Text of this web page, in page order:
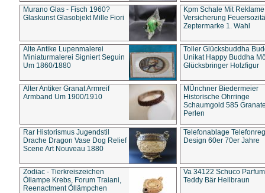
Murano Glas - Fisch 1960?
Glaskunst Glasobjekt Mille Fiori
Kpm Schale Mit Reklame
Versicherung
Zeptermarke 1. Wahl
Alte Antike Lupenmalerei
Miniaturmalerei Signiert Seguin
Um 1860/1880
Toller Glücksbuddha
Unikat Happy Buddha
Glücksbringer Holzfigur
Alter Antiker Granat Armreif
Armband Um 1900/1910
MÜnchner Biedermeier
Historische Ohrringe
Schaumgold 585
Perlen
Rar Historismus Jugendstil
Drache Dragon Vase Dog Relief
Scene Art Nouveau 1880
Telefonablage
Design 60er 70er Jahre
Zodiac - Tierkreiszeichen
Öllampe Krebs, Forum Traiani,
Reenactment Öllämpchen
Va 34122 Schuco
Teddy Bär Hellbraun